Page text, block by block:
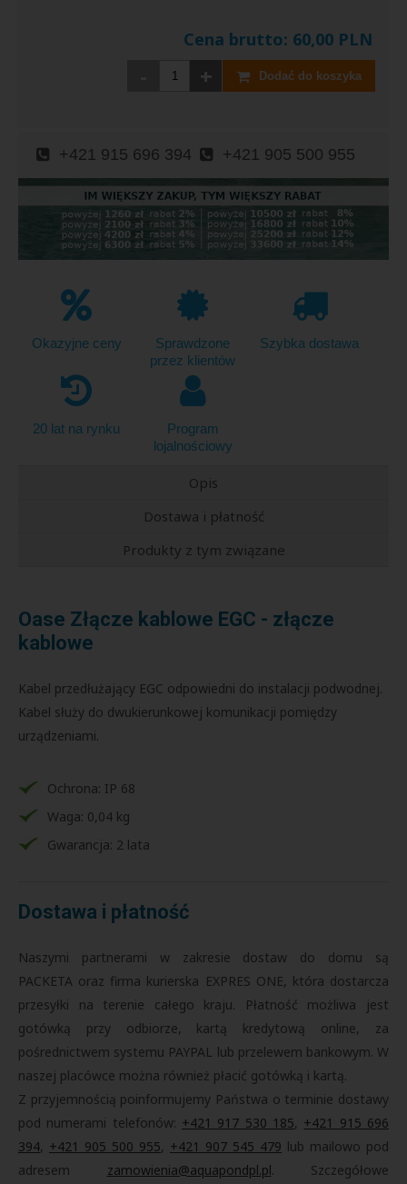
Cena brutto: 60,00 PLN
+ Dodać do koszyka
+421 915 696 394 +421 905 500 955
Okazyjne ceny
Sprawdzone
przez klientów
Szybka dostawa
20 lat na rynku
Program
lojalnościowy
Opis
Dostawa i płatność
Produkty z tym związane
Oase Złącze kablowe EGC - złącze
kablowe
Kabel przedłużający EGC odpowiedni do instalacji podwodnej.
Kabel służy do dwukierunkowej komunikacji pomiędzy
urządzeniami.
Ochrona: IP 68
Waga: 0,04 kg
Gwarancja: 2 lata
Dostawa i płatność
Naszymi partnerami w zakresie dostaw do domu są
PACKETA oraz firma kurierska EXPRES ONE, która dostarcza
przesyłki na terenie całego kraju. Płatność możliwa jest
gotówką przy odbiorze, kartą kredytową online, za
pośrednictwem systemu PAYPAL lub przelewem bankowym. W
naszej placówce można również płacić gotówką i kartą.
Z przyjemnością poinformujemy Państwa o terminie dostawy
pod numerami telefonów: +421 917 530 185, +421 915 696
394, +421 905 500 955, +421 907 545 479 lub mailowo pod
adresem zamowienia@aquapondpl.pl. Szczegółowe